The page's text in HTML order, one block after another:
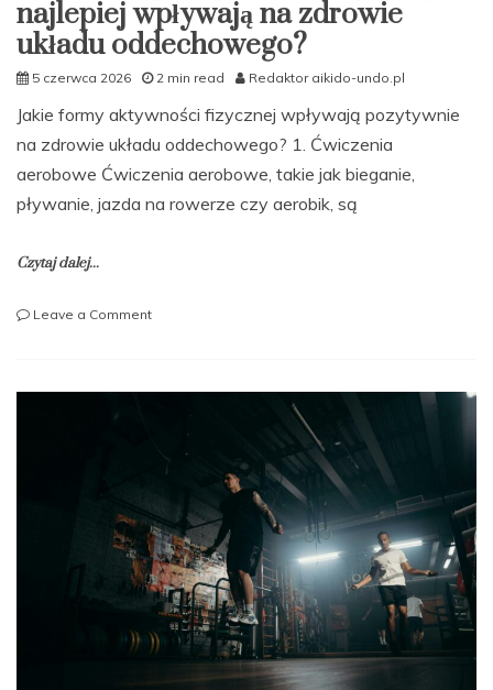
najlepiej wpływają na zdrowie
układu oddechowego?
5 czerwca 2026 2 min read Redaktor aikido-undo.pl
Jakie formy aktywności fizycznej wpływają pozytywnie
na zdrowie układu oddechowego? 1. Ćwiczenia
aerobowe Ćwiczenia aerobowe, takie jak bieganie,
pływanie, jazda na rowerze czy aerobik, są
Czytaj dalej...
Leave a Commenton
na
układu
oddechowego?